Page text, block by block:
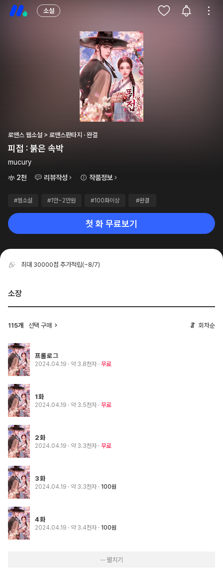
소설
로맨스 웹소설 > 로맨스판타지 · 완결
피접 : 붉은 속박
mucury
2천
리뷰작성 작품정보
#웹소설 #1만~2만원 #100화이상 #완결
첫 화 무료보기
최대 30000점 추가적립(~8/7)
소장
115개 선택 구매 회차순
프롤로그
2024.04.19 · 약 3.8천자 무료
1화
2024.04.19 · 약 3.5천자 무료
2화
2024.04.19 · 약 3.3천자 무료
3화
2024.04.19 · 약 3.3천자 100원
4화
2024.04.19 · 약 3.4천자 100원
··· 펼치기